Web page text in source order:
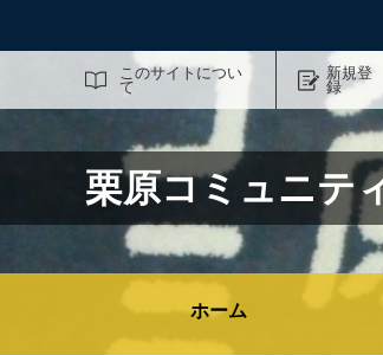
このサイトについ
て
新規登
録
サイト内検索
栗原コミュニテ
ホーム